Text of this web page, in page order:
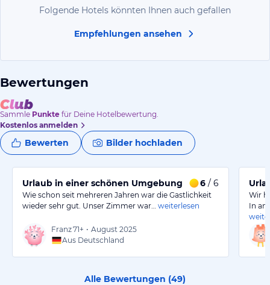
Folgende Hotels könnten Ihnen auch gefallen
Empfehlungen ansehen
Bewertungen
Sammle Punkte für Deine Hotelbewertung.
Kostenlos anmelden
Bewerten Bilder hochladen
Urlaub in einer schönen Umgebung 6 / 6
Wie schon seit mehreren Jahren war die Gastlichkeit
wieder sehr gut. Unser Zimmer war…
weiterlesen
Franz71+ • August 2025
Aus Deutschland
Wir
In
Alle Bewertungen (49)